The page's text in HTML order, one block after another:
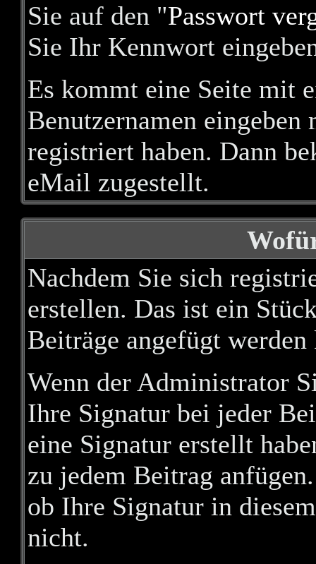
Sie auf den "Passwort
Sie Ihr Kennwort
Es kommt eine Seite mit
Benutzernamen
registriert haben. Dann
eMail zugestellt.
Nachdem Sie sich
erstellen. Das ist ein
Beiträge angefügt werden
Wenn der Administrator
Ihre Signatur bei jeder
eine Signatur erstellt
zu jedem Beitrag
ob Ihre Signatur in
nicht.